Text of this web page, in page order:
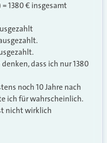
1380 € insgesamt
dass ich nur 1380
noch 10 Jahre nach
ich für wahrscheinlich.
nicht wirklich